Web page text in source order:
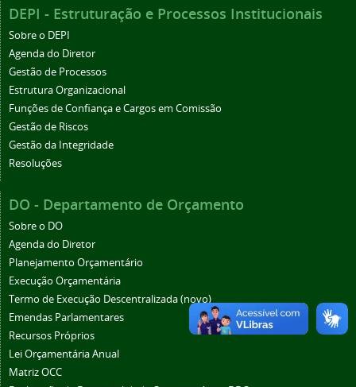
DEPI - Estruturação e Processos Institucionais
Sobre o DEPI
Agenda do Diretor
Gestão de Processos
Estrutura Organizacional
Funções de Confiança e Cargos em Comissão
Gestão de Riscos
Gestão da Integridade
Resoluções
DO - Departamento de Orçamento
Sobre o DO
Agenda do Diretor
Planejamento Orçamentário
Execução Orçamentária
Termo de Execução Descentralizada (novo)
Emendas Parlamentares
Recursos Próprios
Lei Orçamentária Anual
Matriz OCC